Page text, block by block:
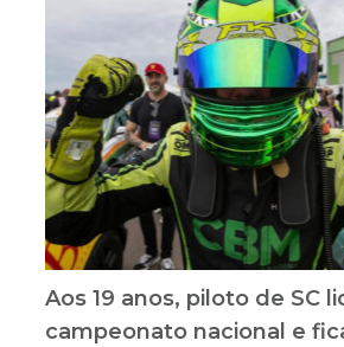
Aos 19 anos, piloto de SC
campeonato nacional e